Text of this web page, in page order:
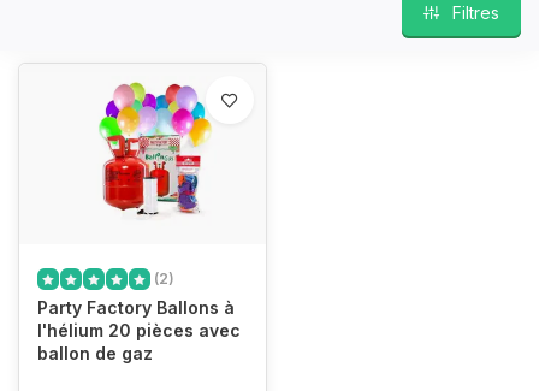
Filtres
(2)
Party Factory Ballons à
l'hélium 20 pièces avec
ballon de gaz